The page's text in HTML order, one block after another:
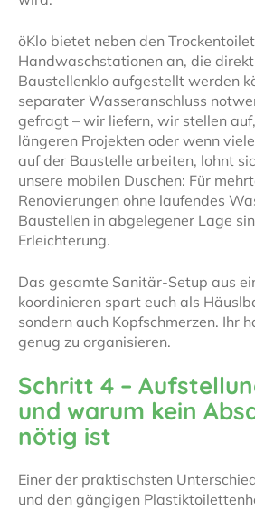
öKlo bietet neben den
Handwaschstationen an, die
Baustellenklo aufgestellt werden
separater Wasseranschluss
gefragt – wir liefern, wir stellen
längeren Projekten oder wenn
auf der Baustelle arbeiten, lohnt
unsere mobilen Duschen: Für
Renovierungen ohne laufendes
Baustellen in abgelegener Lage
Erleichterung.
Das gesamte Sanitär-Setup aus
koordinieren spart euch als
sondern auch Kopfschmerzen. Ihr
genug zu organisieren.
Schritt 4 –
und warum kein
nötig ist
Einer der praktischsten
und den gängigen